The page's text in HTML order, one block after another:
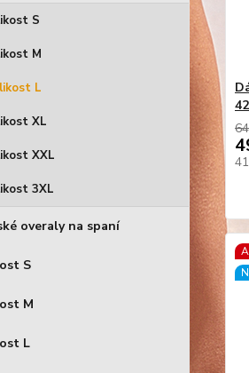
S
M
L
XL
XXL
3XL
overaly na spaní
S
M
L